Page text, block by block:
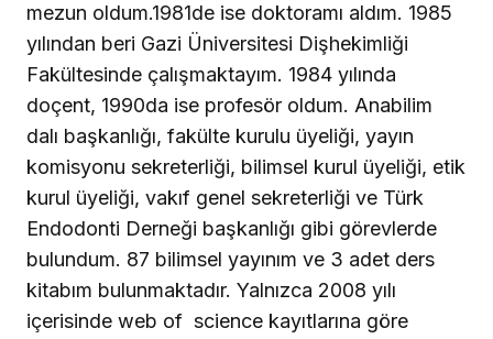
mezun oldum.1981de ise doktoramı aldım. 1985
yılından beri Gazi Üniversitesi Dişhekimliği
Fakültesinde çalışmaktayım. 1984 yılında
doçent, 1990da ise profesör oldum. Anabilim
dalı başkanlığı, fakülte kurulu üyeliği, yayın
komisyonu sekreterliği, bilimsel kurul üyeliği, etik
kurul üyeliği, vakıf genel sekreterliği ve Türk
Endodonti Derneği başkanlığı gibi görevlerde
bulundum. 87 bilimsel yayınım ve 3 adet ders
kitabım bulunmaktadır. Yalnızca 2008 yılı
içerisinde web of science kayıtlarına göre